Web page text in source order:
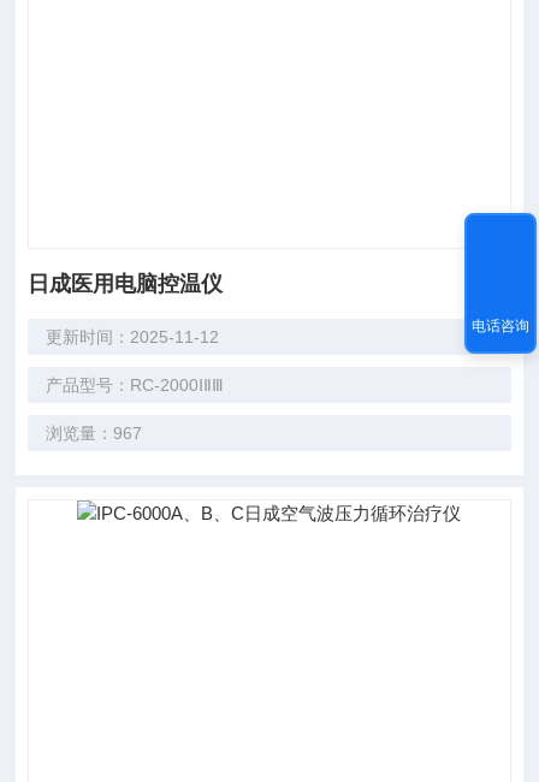
日成医用电脑控温仪
更新时间：2025-11-12
产品型号：RC-2000ⅠⅡⅢ
浏览量：967
电话咨询